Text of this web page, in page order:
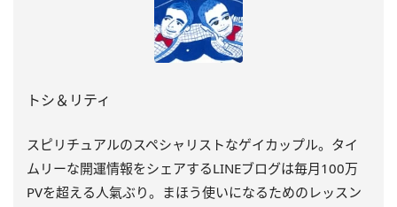
トシ＆リティ
スピリチュアルのスペシャリストなゲイカップル。タイ
ムリーな開運情報をシェアするLINEブログは毎月100万
PVを超える人氣ぶり。まほう使いになるためのレッスン